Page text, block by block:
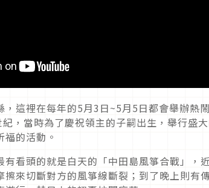
，這裡在每年的5月3日~5月5日都會舉辦熱
，當時為了慶祝領主的子嗣出生，舉行盛
的活動。
有看頭的就是白天的「中田島風箏合戰」，
擦來切斷對方的風箏線斷裂；到了晚上則有